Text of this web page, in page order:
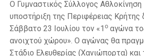
O Γυμναστικός Σύλλογος Αθλοκίνηση
υποστήριξη της Περιφέρειας Κρήτης
Σάββατο 23 Ιουλίου τον «1 ο αγώνα
ανοιχτού χώρου». Ο αγώνας θα
Στάδιο Ελευθερίας (Χανιώπορτα) και